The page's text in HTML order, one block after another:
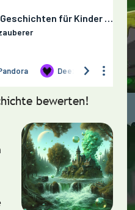
bewerten!